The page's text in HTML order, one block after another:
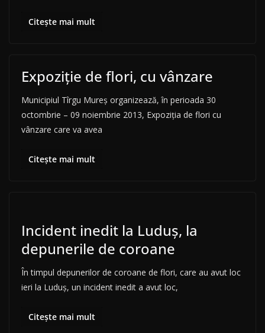
Citește mai mult
Expoziție de flori, cu vânzare
Municipiul Tîrgu Mureş organizează, în perioada 30
octombrie – 09 noiembrie 2013, Expoziţia de flori cu
vânzare care va avea
Citește mai mult
Incident inedit la Luduș, la
depunerile de coroane
În timpul depunerilor de coroane de flori, care au avut loc
ieri la Luduș, un incident inedit a avut loc,
Citește mai mult